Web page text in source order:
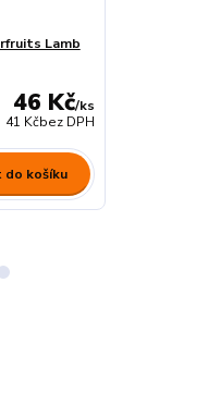
Lamb
46 Kč/ks
41 Kčbez DPH
do košíku